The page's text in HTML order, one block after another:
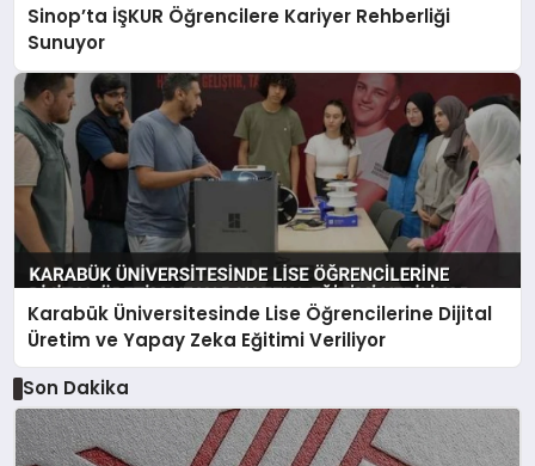
Sinop’ta İŞKUR Öğrencilere Kariyer Rehberliği
Sunuyor
Karabük Üniversitesinde Lise Öğrencilerine Dijital
Üretim ve Yapay Zeka Eğitimi Veriliyor
Son Dakika